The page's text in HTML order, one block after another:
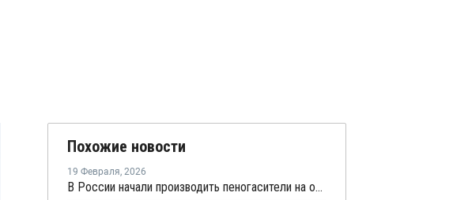
Похожие новости
19 Февраля, 2026
В России начали производить пеногасители на основе блок-сополимеров